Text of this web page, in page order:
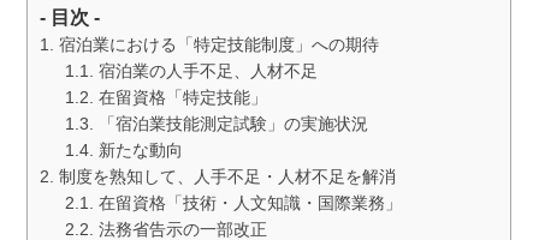
- 目次 -
宿泊業における「特定技能制度」への期待
宿泊業の人手不足、人材不足
在留資格「特定技能」
「宿泊業技能測定試験」の実施状況
新たな動向
制度を熟知して、人手不足・人材不足を解消
在留資格「技術・人文知識・国際業務」
法務省告示の一部改正